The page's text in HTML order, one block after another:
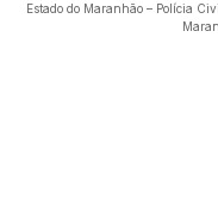
Estado do Maranhão – Polícia